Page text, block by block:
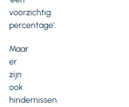
voorzichtig
percentage'.
Maar
er
zijn
ook
hindernissen.